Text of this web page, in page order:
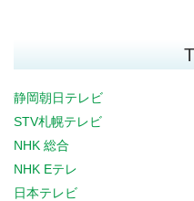
静岡朝日テレビ
STV札幌テレビ
NHK 総合
NHK Eテレ
日本テレビ